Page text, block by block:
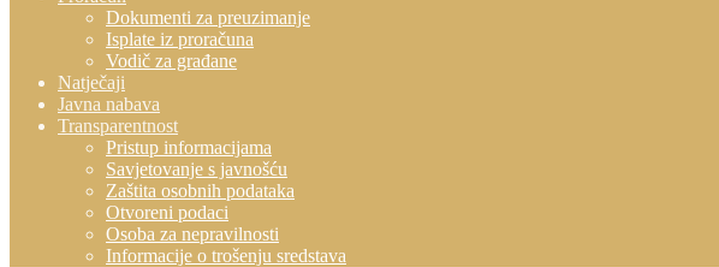
Dokumenti za preuzimanje
Isplate iz proračuna
Vodič za građane
Natječaji
Javna nabava
Transparentnost
Pristup informacijama
Savjetovanje s javnošću
Zaštita osobnih podataka
Otvoreni podaci
Osoba za nepravilnosti
Informacije o trošenju sredstava